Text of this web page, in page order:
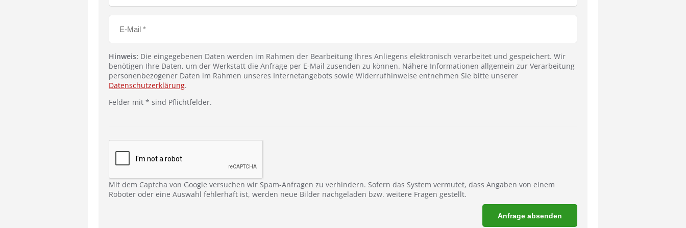
Hinweis: Die eingegebenen Daten werden im Rahmen der Bearbeitung Ihres Anliegens elektronisch verarbeitet und gespeichert. Wir
benötigen Ihre Daten, um der Werkstatt die Anfrage per E-Mail zusenden zu können. Nähere Informationen allgemein zur Verarbeitung
personenbezogener Daten im Rahmen unseres Internetangebots sowie Widerrufhinweise entnehmen Sie bitte unserer
Datenschutzerklärung.
Felder mit * sind Pflichtfelder.
Mit dem Captcha von Google versuchen wir Spam-Anfragen zu verhindern. Sofern das System vermutet, dass Angaben von einem
Roboter oder eine Auswahl fehlerhaft ist, werden neue Bilder nachgeladen bzw. weitere Fragen gestellt.